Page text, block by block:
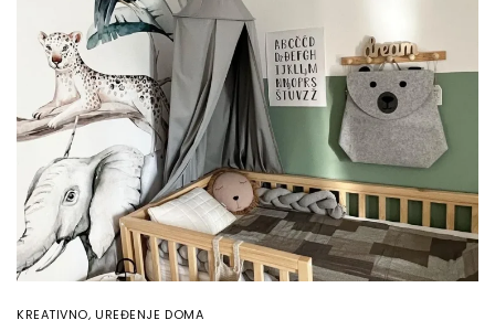
KREATIVNO,UREĐENJE DOMA